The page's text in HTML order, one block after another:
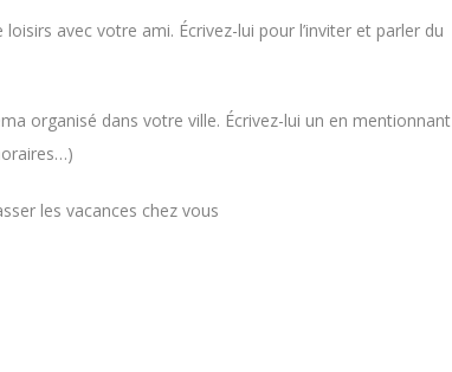
avec votre ami. Écrivez-lui pour l’inviter et parler du
organisé dans votre ville. Écrivez-lui un en mentionnant
les vacances chez vous